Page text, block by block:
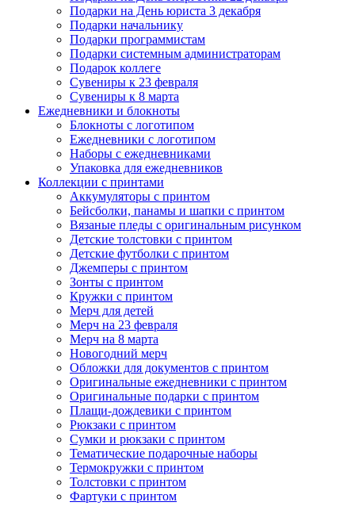
Подарки на День юриста 3 декабря
Подарки начальнику
Подарки программистам
Подарки системным администраторам
Подарок коллеге
Сувениры к 23 февраля
Сувениры к 8 марта
Ежедневники и блокноты
Блокноты с логотипом
Ежедневники с логотипом
Наборы с ежедневниками
Упаковка для ежедневников
Коллекции с принтами
Аккумуляторы с принтом
Бейсболки, панамы и шапки с принтом
Вязаные пледы с оригинальным рисунком
Детские толстовки с принтом
Детские футболки с принтом
Джемперы с принтом
Зонты с принтом
Кружки с принтом
Мерч для детей
Мерч на 23 февраля
Мерч на 8 марта
Новогодний мерч
Обложки для документов с принтом
Оригинальные ежедневники с принтом
Оригинальные подарки с принтом
Плащи-дождевики с принтом
Рюкзаки с принтом
Сумки и рюкзаки с принтом
Тематические подарочные наборы
Термокружки с принтом
Толстовки с принтом
Фартуки с принтом